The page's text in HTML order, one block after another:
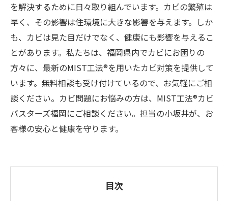
を解決するために日々取り組んでいます。カビの繁殖は
早く、その影響は住環境に大きな影響を与えます。しか
も、カビは見た目だけでなく、健康にも影響を与えるこ
とがあります。私たちは、福岡県内でカビにお困りの
方々に、最新のMIST工法®を用いたカビ対策を提供して
います。無料相談も受け付けているので、お気軽にご相
談ください。カビ問題にお悩みの方は、MIST工法®カビ
バスターズ福岡にご相談ください。担当の小坂井が、お
客様の安心と健康を守ります。
目次